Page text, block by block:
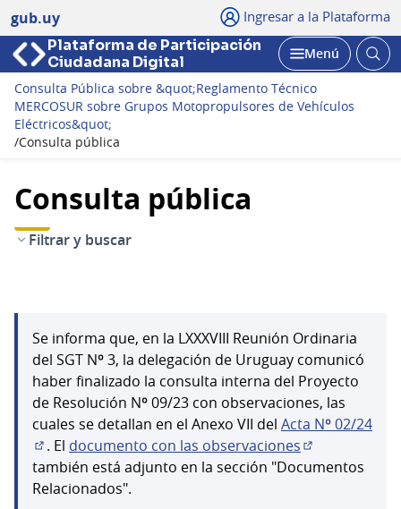
gub.uy Ingresar a la Plataforma
Plataforma de Participación
Ciudadana Digital
Abrir
Menú
Consulta Pública sobre &quot;Reglamento Técnico
MERCOSUR sobre Grupos Motopropulsores de Vehículos
Eléctricos&quot;
/Consulta pública
Consulta pública
Filtrar y buscar
Se informa que, en la LXXXVIII Reunión Ordinaria
del SGT Nº 3, la delegación de Uruguay comunicó
haber finalizado la consulta interna del Proyecto
de Resolución Nº 09/23 con observaciones, las
cuales se detallan en el Anexo VII del Acta Nº 02/24
(Enlace externo)
. El documento con las observaciones
(Abrir en una
también está adjunto en la sección "Documentos
Relacionados".